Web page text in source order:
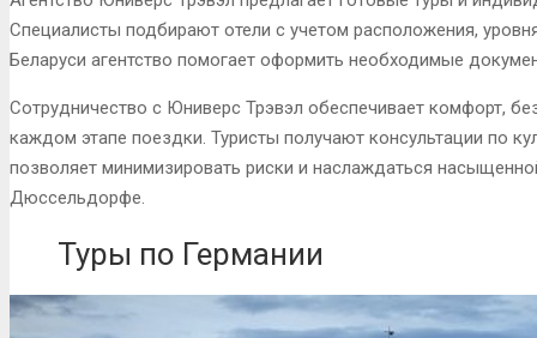
Специалисты подбирают отели с учетом расположения,
Беларуси агентство помогает оформить необходимые
Сотрудничество с Юниверс Трэвэл обеспечивает комфорт,
каждом этапе поездки. Туристы получают консультации по
позволяет минимизировать риски и наслаждаться
Дюссельдорфе.
Туры по Германии